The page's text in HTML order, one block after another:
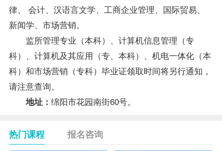
律、 会计、汉语言文学、工商企业管理、国际贸易、
新闻学、市场营销。
监所管理专业（本科）、 计算机信息管理（专
科） 、计算机及其应用（专、本科）、机电一体化（本
科）和市场营销（专科） 毕业证领取时间将另行通知，
请注意查询。
地址： 绵阳市花园南街60号。
热门课程 报名咨询